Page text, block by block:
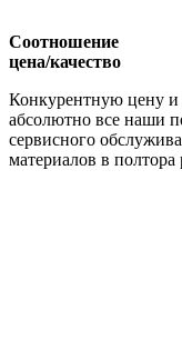
Соотношение
цена/качество
Конкурентную цену и
абсолютно все наши
сервисного
материалов в